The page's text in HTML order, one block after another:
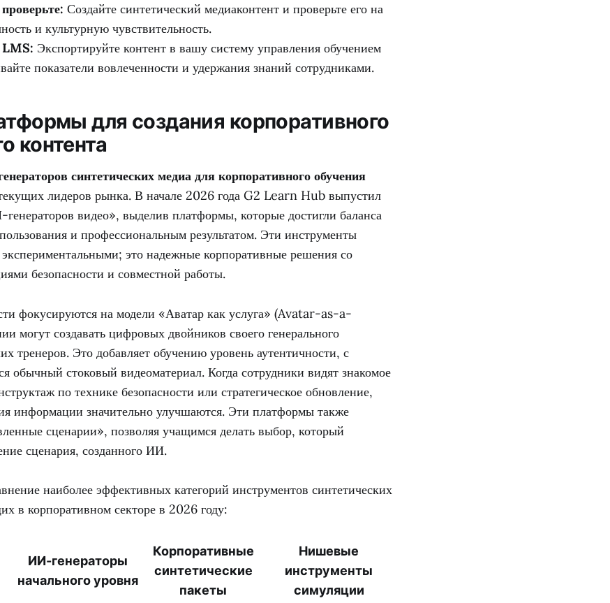
Создайте синтетический медиаконтент и проверьте его на
и культурную чувствительность.
LMS: Экспортируйте контент в вашу систему управления обучением
показатели вовлеченности и удержания знаний сотрудниками.
для создания корпоративного
контента
синтетических медиа для корпоративного обучения
лидеров рынка. В начале 2026 года G2 Learn Hub выпустил
видео», выделив платформы, которые достигли баланса
и профессиональным результатом. Эти инструменты
это надежные корпоративные решения со
безопасности и совместной работы.
фокусируются на модели «Аватар как услуга» (Avatar-as-a-
могут создавать цифровых двойников своего генерального
тренеров. Это добавляет обучению уровень аутентичности, с
обычный стоковый видеоматериал. Когда сотрудники видят знакомое
по технике безопасности или стратегическое обновление,
информации значительно улучшаются. Эти платформы также
сценарии», позволяя учащимся делать выбор, который
сценария, созданного ИИ.
наиболее эффективных категорий инструментов синтетических
в корпоративном секторе в 2026 году:
ИИ-генераторы
начального уровня
Корпоративные
синтетические
пакеты
Нишевые
инструменты
симуляции